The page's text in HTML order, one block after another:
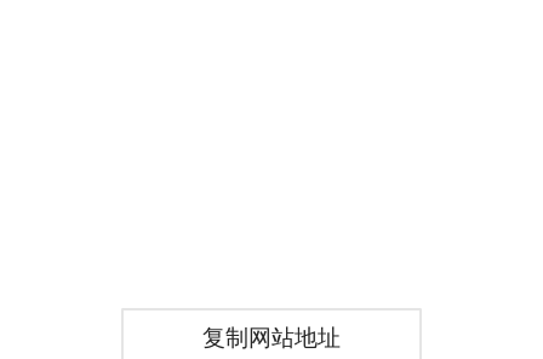
复制网站地址